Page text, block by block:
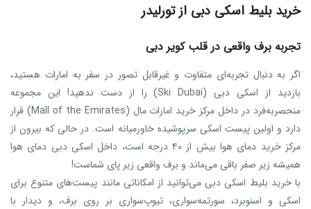
خرید بلیط اسکی دبی از تورلیدر
تجربه برف واقعی در قلب کویر دبی
اگر به دنبال تجربه‌ای متفاوت و غیرقابل تصور در سفر به امارات هستید،
بازدید از اسکی دبی (Ski Dubai) را از دست ندهید! این مجموعه
منحصر‌به‌فرد در داخل مرکز خرید امارات مال (Mall of the Emirates) قرار
دارد و اولین پیست اسکی سرپوشیده خاورمیانه است. در حالی که بیرون از
مرکز خرید دمای هوا بیش از ۴۰ درجه است، داخل اسکی دبی دمای هوا
همیشه زیر صفر باقی می‌ماند و برف واقعی زیر پای شماست!
با خرید بلیط اسکی دبی می‌توانید از امکاناتی مانند پیست‌های متنوع برای
اسکی و اسنوبرد، سورتمه‌سواری، تیوپ‌سواری بر روی برف، و دیدار با